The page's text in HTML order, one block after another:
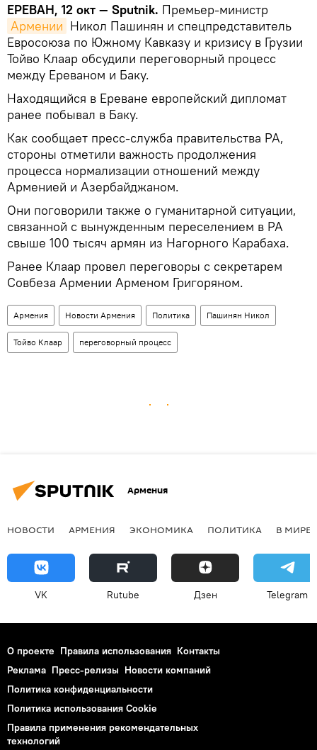
ЕРЕВАН, 12 окт — Sputnik. Премьер-министр
Армении Никол Пашинян и спецпредставитель
Евросоюза по Южному Кавказу и кризису в Грузии
Тойво Клаар обсудили переговорный процесс
между Ереваном и Баку.
Находящийся в Ереване европейский дипломат
ранее побывал в Баку.
Как сообщает пресс-служба правительства РА,
стороны отметили важность продолжения
процесса нормализации отношений между
Арменией и Азербайджаном.
Они поговорили также о гуманитарной ситуации,
связанной с вынужденным переселением в РА
свыше 100 тысяч армян из Нагорного Карабаха.
Ранее Клаар провел переговоры с секретарем
Совбеза Армении Арменом Григоряном.
Армения Новости Армения Политика Пашинян Никол
Тойво Клаар переговорный процесс
Армения
НОВОСТИ АРМЕНИЯ ЭКОНОМИКА ПОЛИТИКА В МИРЕ
VK Rutube Дзен Telegram
О проекте Правила использования Контакты
Реклама Пресс-релизы Новости компаний
Политика конфиденциальности
Политика использования Cookie
Правила применения рекомендательных
технологий